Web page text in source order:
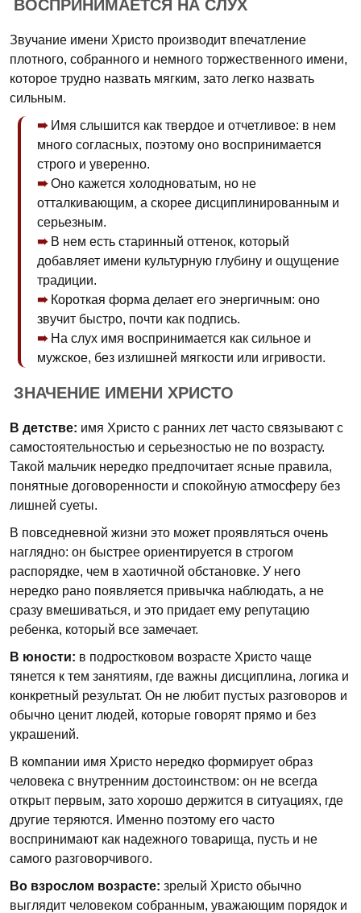
ВОСПРИНИМАЕТСЯ НА СЛУХ
Звучание имени Христо производит впечатление
плотного, собранного и немного торжественного имени,
которое трудно назвать мягким, зато легко назвать
сильным.
Имя слышится как твердое и отчетливое: в нем
много согласных, поэтому оно воспринимается
строго и уверенно.
Оно кажется холодноватым, но не
отталкивающим, а скорее дисциплинированным и
серьезным.
В нем есть старинный оттенок, который
добавляет имени культурную глубину и ощущение
традиции.
Короткая форма делает его энергичным: оно
звучит быстро, почти как подпись.
На слух имя воспринимается как сильное и
мужское, без излишней мягкости или игривости.
ЗНАЧЕНИЕ ИМЕНИ ХРИСТО
В детстве: имя Христо с ранних лет часто связывают с
самостоятельностью и серьезностью не по возрасту.
Такой мальчик нередко предпочитает ясные правила,
понятные договоренности и спокойную атмосферу без
лишней суеты.
В повседневной жизни это может проявляться очень
наглядно: он быстрее ориентируется в строгом
распорядке, чем в хаотичной обстановке. У него
нередко рано появляется привычка наблюдать, а не
сразу вмешиваться, и это придает ему репутацию
ребенка, который все замечает.
В юности: в подростковом возрасте Христо чаще
тянется к тем занятиям, где важны дисциплина, логика и
конкретный результат. Он не любит пустых разговоров и
обычно ценит людей, которые говорят прямо и без
украшений.
В компании имя Христо нередко формирует образ
человека с внутренним достоинством: он не всегда
открыт первым, зато хорошо держится в ситуациях, где
другие теряются. Именно поэтому его часто
воспринимают как надежного товарища, пусть и не
самого разговорчивого.
Во взрослом возрасте: зрелый Христо обычно
выглядит человеком собранным, уважающим порядок и